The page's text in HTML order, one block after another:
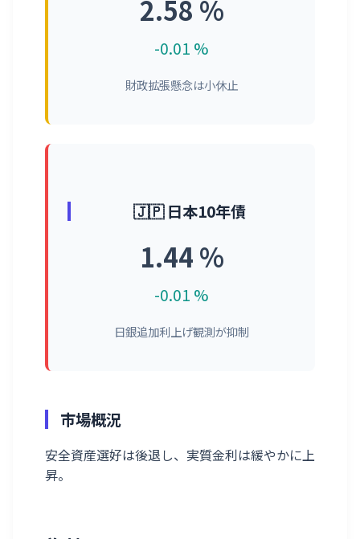
2.58 %
-0.01 %
財政拡張懸念は小休止
🇯🇵 日本10年債
1.44 %
-0.01 %
日銀追加利上げ観測が抑制
市場概況
安全資産選好は後退し、実質金利は緩やかに上
昇。